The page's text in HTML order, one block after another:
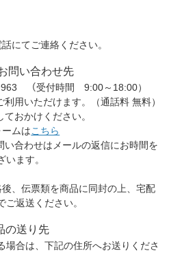
にてご連絡ください。
問い合わせ先
963 （受付時間 9:00～18:00）
用いただけます。（通話料 無料）
おかけください。
ムはこちら
合わせはメールの返信にお時間を
います。
、伝票類を商品に同封の上、宅配
ご返送ください。
の送り先
場合は、下記の住所へお送りくださ